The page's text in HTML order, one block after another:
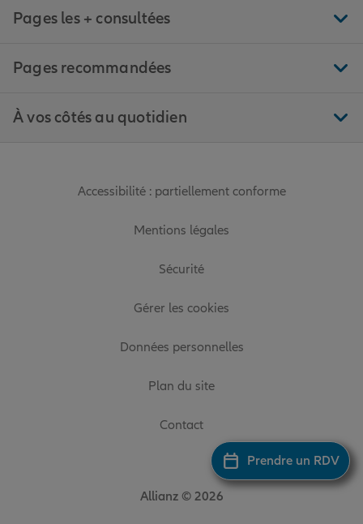
Prendre un RDV
Pages les + consultées
Pages recommandées
À vos côtés au quotidien
Accessibilité : partiellement conforme
Mentions légales
Sécurité
Gérer les cookies
Données personnelles
Plan du site
Contact
Allianz © 2026